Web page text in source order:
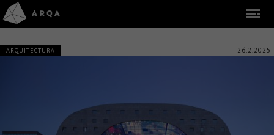
ARQUITECTURA 26.2.2025